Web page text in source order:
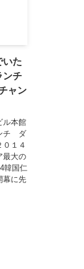
いた
ンチ
ャン
ル本館
チ ダ
１４
最大の
韓国仁
幕に先